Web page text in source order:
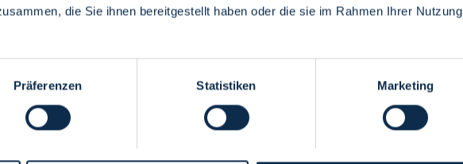
die Sie ihnen bereitgestellt haben oder die sie im Rahmen Ihrer Nutzung
Präferenzen Statistiken Marketing